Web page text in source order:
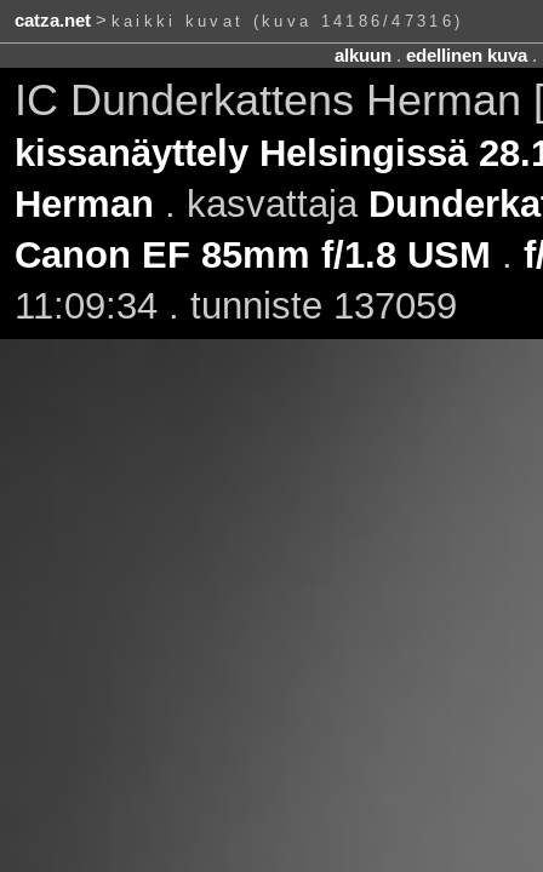
catza.net> kaikki kuvat (kuva 14186/47316)
alkuun. edellinen kuva.
IC Dunderkattens
kissanäyttely Helsingissä
Herman . kasvattaja
Canon EF 85mm f/1.8 USM .
11:09:34 . tunniste 137059